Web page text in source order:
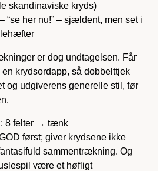
skandinaviske kryds)
“se her nu!” – sjældent, men set i
er dog undtagelsen. Får
krydsord­app, så dobbelttjek
og udgiverens generelle stil, før
8 felter → tænk
først; giver krydsene ikke
sammentrækning. Og
være et høfligt